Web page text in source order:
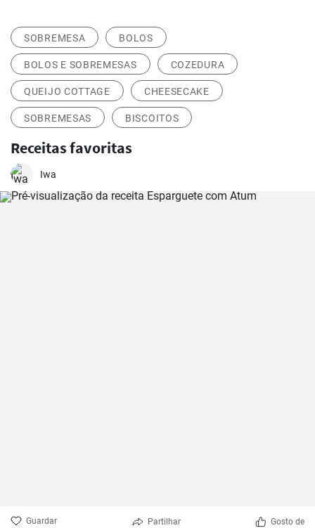
SOBREMESA BOLOS
BOLOS E SOBREMESAS COZEDURA
QUEIJO COTTAGE CHEESECAKE
SOBREMESAS BISCOITOS
Receitas favoritas
Iwa
Guardar Partilhar Gosto de